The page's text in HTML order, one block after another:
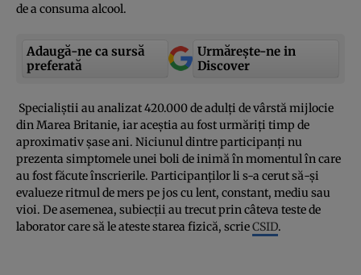
de a consuma alcool.
Adaugă-ne ca sursă
preferată
Urmărește-ne in
Discover
Specialiştii au analizat 420.000 de adulţi de vârstă mijlocie
din Marea Britanie, iar aceştia au fost urmăriţi timp de
aproximativ şase ani. Niciunul dintre participanţi nu
prezenta simptomele unei boli de inimă în momentul în care
au fost făcute înscrierile. Participanţilor li s-a cerut să-şi
evalueze ritmul de mers pe jos cu lent, constant, mediu sau
vioi. De asemenea, subiecţii au trecut prin câteva teste de
laborator care să le ateste starea fizică, scrieCSID.